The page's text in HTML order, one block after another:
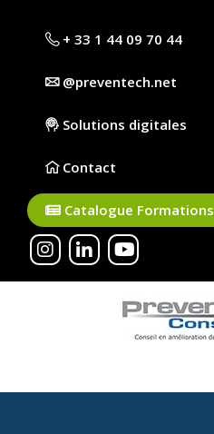
+ 33 1 44 09 70 44
@preventech.net
Solutions digitales
Contact
Catalogue Formations